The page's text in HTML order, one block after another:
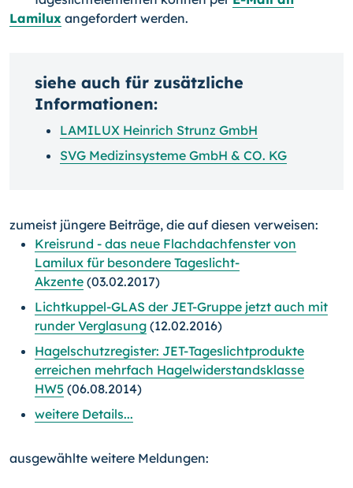
Lamilux angefordert werden.
siehe auch für zusätzliche
Informationen:
LAMILUX Heinrich Strunz GmbH
SVG Medizinsysteme GmbH & CO. KG
zumeist jüngere Beiträge, die auf diesen verweisen:
Kreisrund - das neue Flachdachfenster von
Lamilux für besondere Tageslicht-
Akzente (03.02.2017)
Lichtkuppel-GLAS der JET-Gruppe jetzt auch mit
runder Verglasung (12.02.2016)
Hagelschutzregister: JET-Tageslichtprodukte
erreichen mehrfach Hagelwiderstandsklasse
HW5 (06.08.2014)
weitere Details...
ausgewählte weitere Meldungen: